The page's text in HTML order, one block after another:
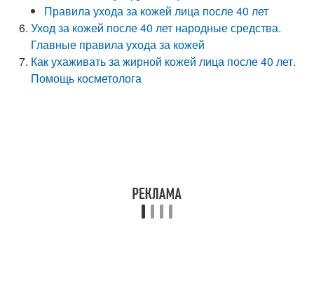
Правила ухода за кожей лица после 40 лет
Уход за кожей после 40 лет народные средства.
Главные правила ухода за кожей
Как ухаживать за жирной кожей лица после 40 лет.
Помощь косметолога